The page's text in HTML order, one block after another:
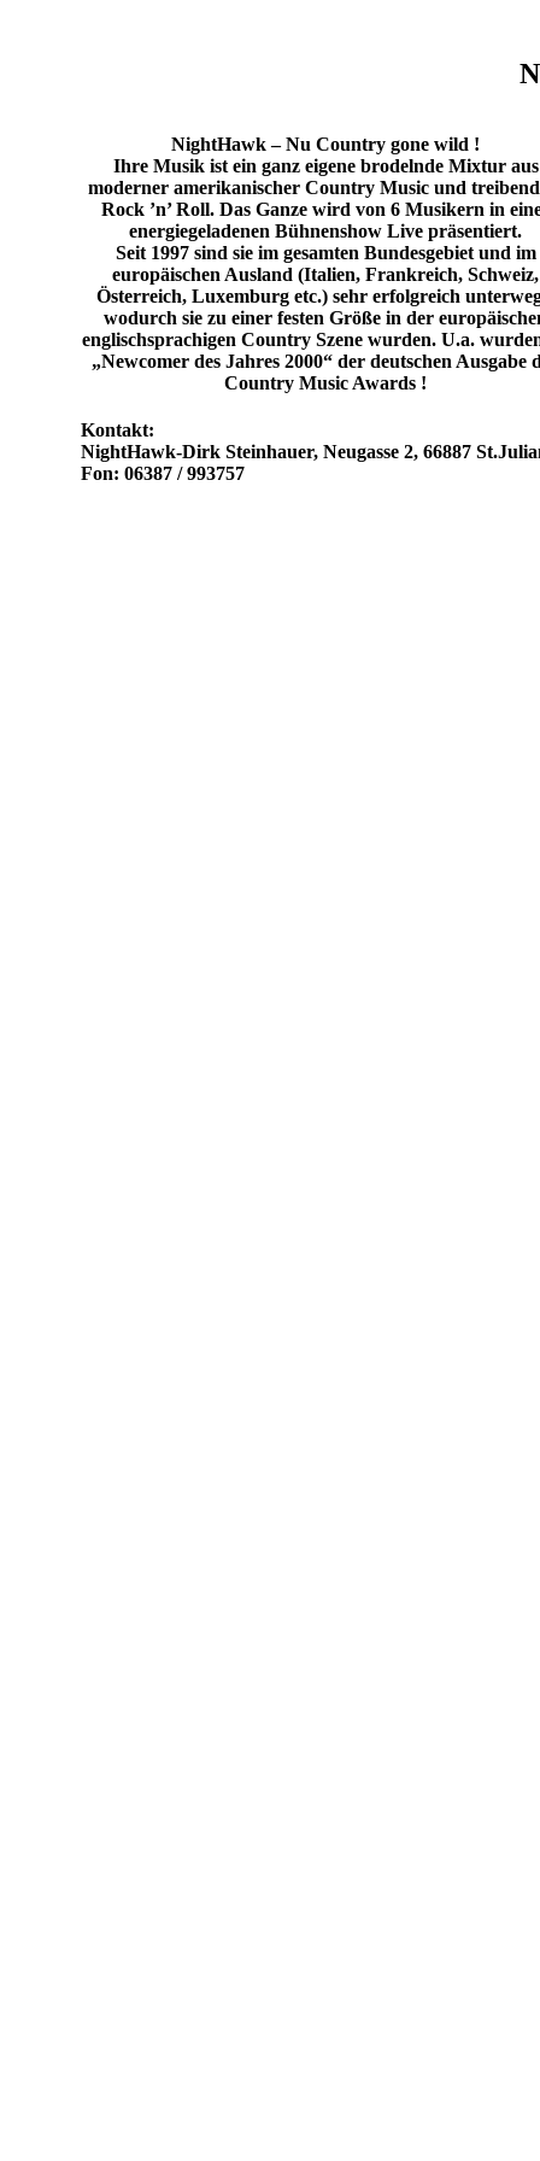
NightHawk – Nu Country gone wild !
Ihre Musik ist ein ganz eigene brodelnde Mixtur aus
moderner amerikanischer Country Music und
Rock ’n’ Roll. Das Ganze wird von 6 Musikern in
energiegeladenen Bühnenshow Live präsentiert.
Seit 1997 sind sie im gesamten Bundesgebiet und im
europäischen Ausland (Italien, Frankreich, Schweiz,
Österreich, Luxemburg etc.) sehr erfolgreich
wodurch sie zu einer festen Größe in der
englischsprachigen Country Szene wurden. U.a.
„Newcomer des Jahres 2000“ der deutschen Ausgabe
Country Music Awards !
Kontakt:
NightHawk-Dirk Steinhauer, Neugasse 2, 66887
Fon: 06387 / 993757